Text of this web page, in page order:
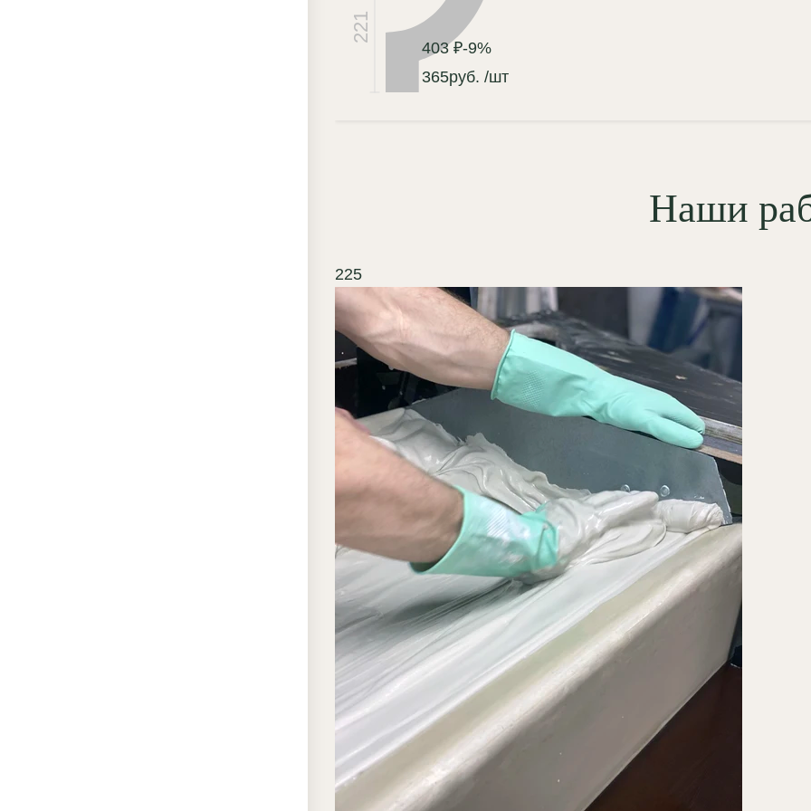
сопряженных молдингов под 45
градусов — идеальный стык
заложен в геометрии детали;
Бесшовное сопряжение:
рельефа:тончайшая прорисовка
растительных и геометрических
элементов превосходит любые
полиуретановые аналоги;
Стабильность размеров:гипс не
подвержен усадке и
температурному расширению, что
исключает появление трещин на
стыках в процессе эксплуатации;
Пожаробезопасность класса
КМ0: абсолютно негорючий
природный материал, экологически
чистый и безопасный для жилых
комнат;
Легкость художественной
отделки:
плотная, шелковистая
текстура идеальна для точечного
патинирования, деликатного
старения или покрытия золотой
поталью.
221
403 ₽-9%
365руб. /шт
Наши
225